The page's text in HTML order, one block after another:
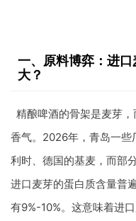
一、原料博弈：进
大？
精酿啤酒的骨架是麦芽
香气。2026年，青岛一些
利时、德国的基麦，而部
进口麦芽的蛋白质含量普
有9%-10%。这意味着进